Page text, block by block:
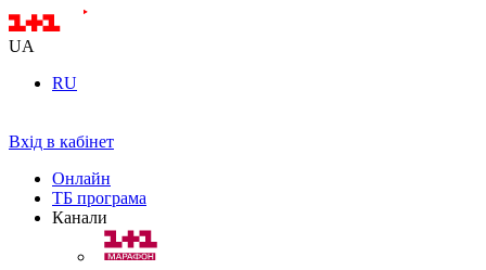
UA
RU
Вхід в кабінет
Онлайн
ТБ програма
Канали